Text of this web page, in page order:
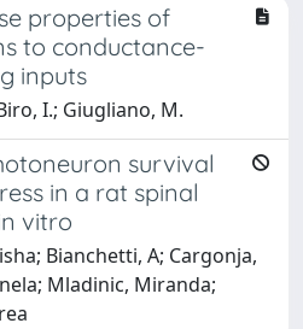
properties of
to conductance-
inputs
I.; Giugliano, M.
survival
in a rat spinal
vitro
Bianchetti, A; Cargonja,
Mladinic, Miranda;